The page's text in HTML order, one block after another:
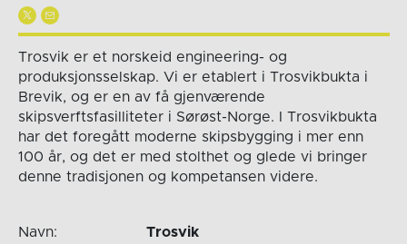
Trosvik er et norskeid engineering- og
produksjonsselskap. Vi er etablert i Trosvikbukta i
Brevik, og er en av få gjenværende
skipsverftsfasilliteter i Sørøst-Norge. I Trosvikbukta
har det foregått moderne skipsbygging i mer enn
100 år, og det er med stolthet og glede vi bringer
denne tradisjonen og kompetansen videre.
Navn:
Trosvik